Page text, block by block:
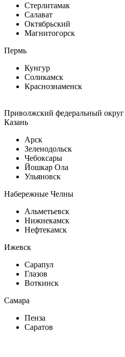
Стерлитамак
Салават
Октябрьский
Магнитогорск
Пермь
Кунгур
Соликамск
Краснознаменск
Приволжский федеральный округ
Казань
Арск
Зеленодольск
Чебоксары
Йошкар Ола
Ульяновск
Набережные Челны
Альметьевск
Нижнекамск
Нефтекамск
Ижевск
Сарапул
Глазов
Воткинск
Самара
Пенза
Саратов